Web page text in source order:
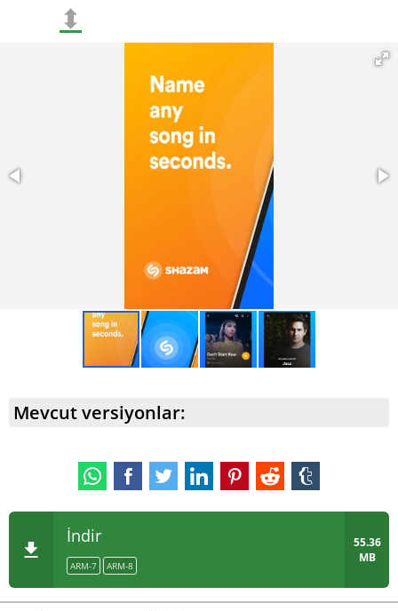
Otomatik müzik tanıma yeteneği. Auto Shazam özelliği
açık olduğunda uygulama, aktif olarak
Artık sadece şarkıları bulmakla kalmayıp, aynı zamanda
Apple Music veya Spotify çalma listelerinize tek bir
tıklama ile ekleyebilirsiniz. Ayrıca müzik videolarını
izleme özelliği de eklenmiştir;
Cihazlar arasında senkronizasyon özellikleri. Shazam'da
bir hesap oluşturduğunuzda, tüm "shazam"larınızı
kaydedebilir ve bunlara herhangi bir cihazdan
erişebilirsiniz. Bu, telefonunuzu değiştirseniz bile müzik
koleksiyonunuzu kaybetmeyeceğiniz anlamına gelir.
⬍
Mevcut versiyonlar:
İndir
ARM-7 ARM-8
55.36
MB